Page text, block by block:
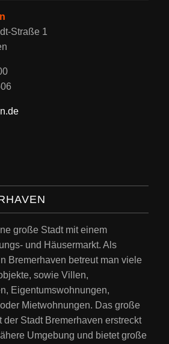
Straße 1
große Stadt mit einem
und Häusermarkt. Als
Bremerhaven betreut man viele
sowie Villen,
Eigentumswohnungen,
Mietwohnungen. Das große
der Stadt Bremerhaven erstreckt
Umgebung und bietet große